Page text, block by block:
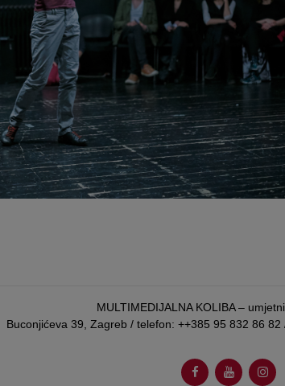
MULTIMEDIJALNA KOLIBA –
Buconjićeva 39, Zagreb / telefon: ++385 95 832 86 82